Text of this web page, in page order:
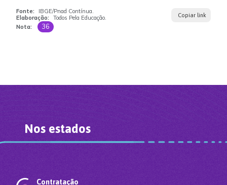
Fonte:
IBGE/Pnad Contínua.
Elaboração:
Todos Pela Educação.
Nota:
36
Copiar link
Nos estados
Contratação